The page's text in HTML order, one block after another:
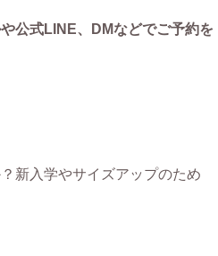
公式LINE、DMなどでご予約を
新入学やサイズアップのため